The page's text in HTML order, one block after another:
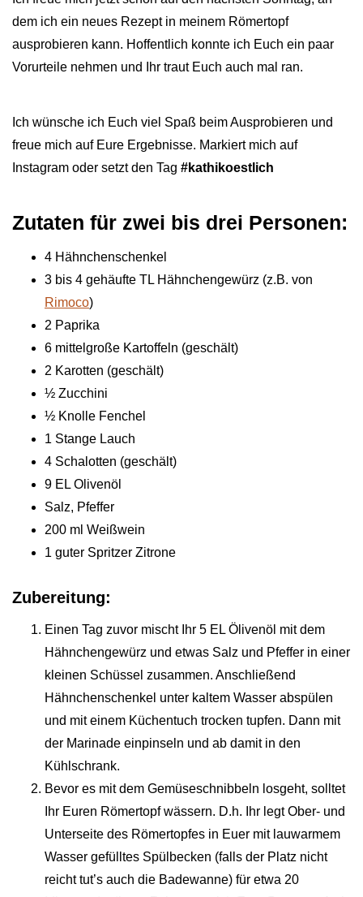
dem ich ein neues Rezept in meinem Römertopf
ausprobieren kann. Hoffentlich konnte ich Euch ein paar
Vorurteile nehmen und Ihr traut Euch auch mal ran.
Ich wünsche ich Euch viel Spaß beim Ausprobieren und
freue mich auf Eure Ergebnisse. Markiert mich auf
Instagram oder setzt den Tag #kathikoestlich
Zutaten für zwei bis drei Personen:
4 Hähnchenschenkel
3 bis 4 gehäufte TL Hähnchengewürz (z.B. von
Rimoco)
2 Paprika
6 mittelgroße Kartoffeln (geschält)
2 Karotten (geschält)
½ Zucchini
½ Knolle Fenchel
1 Stange Lauch
4 Schalotten (geschält)
9 EL Olivenöl
Salz, Pfeffer
200 ml Weißwein
1 guter Spritzer Zitrone
Zubereitung:
Einen Tag zuvor mischt Ihr 5 EL Ölivenöl mit dem
Hähnchengewürz und etwas Salz und Pfeffer in einer
kleinen Schüssel zusammen. Anschließend
Hähnchenschenkel unter kaltem Wasser abspülen
und mit einem Küchentuch trocken tupfen. Dann mit
der Marinade einpinseln und ab damit in den
Kühlschrank.
Bevor es mit dem Gemüseschnibbeln losgeht, solltet
Ihr Euren Römertopf wässern. D.h. Ihr legt Ober- und
Unterseite des Römertopfes in Euer mit lauwarmem
Wasser gefülltes Spülbecken (falls der Platz nicht
reicht tut’s auch die Badewanne) für etwa 20